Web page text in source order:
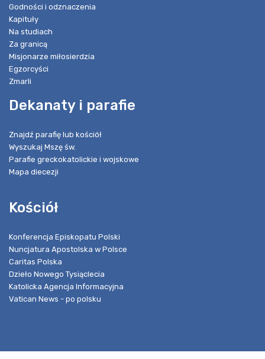
Godności i odznaczenia
Kapituły
Na studiach
Za granicą
Misjonarze miłosierdzia
Egzorcyści
Zmarli
Dekanaty i parafie
Znajdź parafię lub kościół
Wyszukaj Mszę św.
Parafie greckokatolickie i wojskowe
Mapa diecezji
Kościół
Konferencja Episkopatu Polski
Nuncjatura Apostolska w Polsce
Caritas Polska
Dzieło Nowego Tysiąclecia
Katolicka Agencja Informacyjna
Vatican News - po polsku